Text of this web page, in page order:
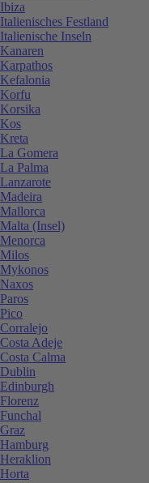
Ibiza
Italienisches Festland
Italienische Inseln
Kanaren
Karpathos
Kefalonia
Korfu
Korsika
Kos
Kreta
La Gomera
La Palma
Lanzarote
Madeira
Mallorca
Malta (Insel)
Menorca
Milos
Mykonos
Naxos
Paros
Pico
Corralejo
Costa Adeje
Costa Calma
Dublin
Edinburgh
Florenz
Funchal
Graz
Hamburg
Heraklion
Horta